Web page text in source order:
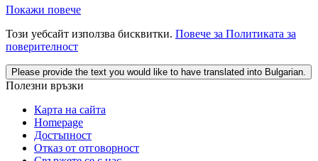
Покажи повече
Този уебсайт използва бисквитки. Повече за Политиката за
поверителност
Please provide the text you would like to have translated into Bulgarian.
Полезни връзки
Карта на сайта
Homepage
Достъпност
Отказ от отговорност